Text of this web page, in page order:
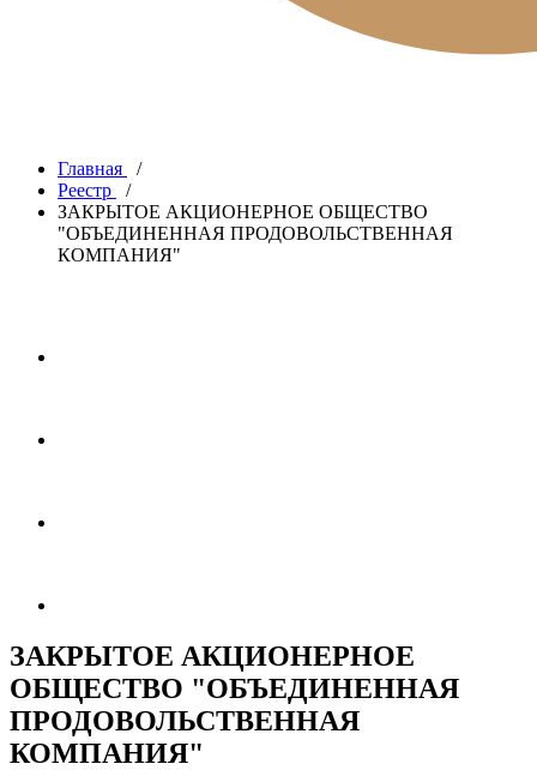
Главная
/
Реестр
/
ЗАКРЫТОЕ АКЦИОНЕРНОЕ ОБЩЕСТВО
"ОБЪЕДИНЕННАЯ ПРОДОВОЛЬСТВЕННАЯ
КОМПАНИЯ"
ЗАКРЫТОЕ АКЦИОНЕРНОЕ
ОБЩЕСТВО "ОБЪЕДИНЕННАЯ
ПРОДОВОЛЬСТВЕННАЯ
КОМПАНИЯ"